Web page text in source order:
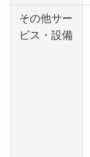
その他サー
ビス・設備